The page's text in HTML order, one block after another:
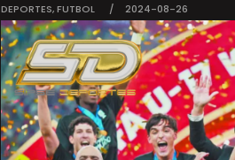
DEPORTES, FUTBOL 2024-08-26